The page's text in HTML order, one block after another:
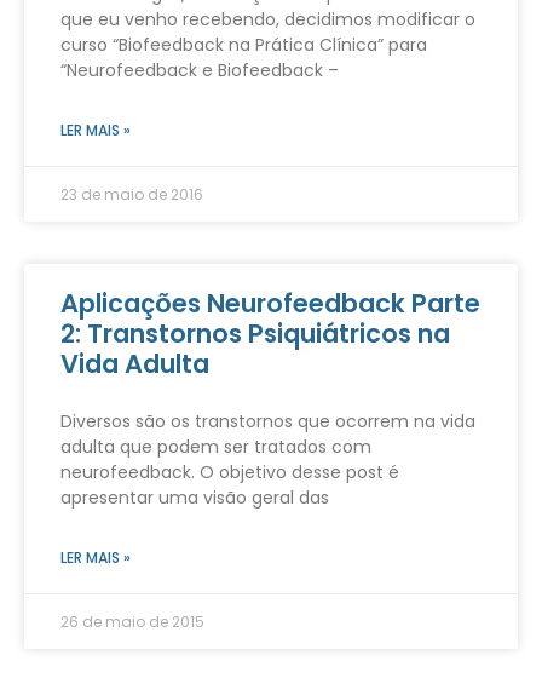
que eu venho recebendo, decidimos modificar o
curso “Biofeedback na Prática Clínica” para
“Neurofeedback e Biofeedback –
LER MAIS »
23 de maio de 2016
Aplicações Neurofeedback Parte
2: Transtornos Psiquiátricos na
Vida Adulta
Diversos são os transtornos que ocorrem na vida
adulta que podem ser tratados com
neurofeedback. O objetivo desse post é
apresentar uma visão geral das
LER MAIS »
26 de maio de 2015